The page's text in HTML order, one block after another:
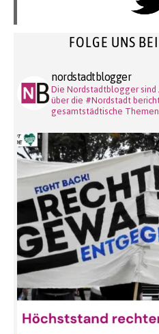
FOLGE UNS
nordstadtblogger
Die Nordstadtblogger sind
über die #Nordstadt
gesamtstädtische